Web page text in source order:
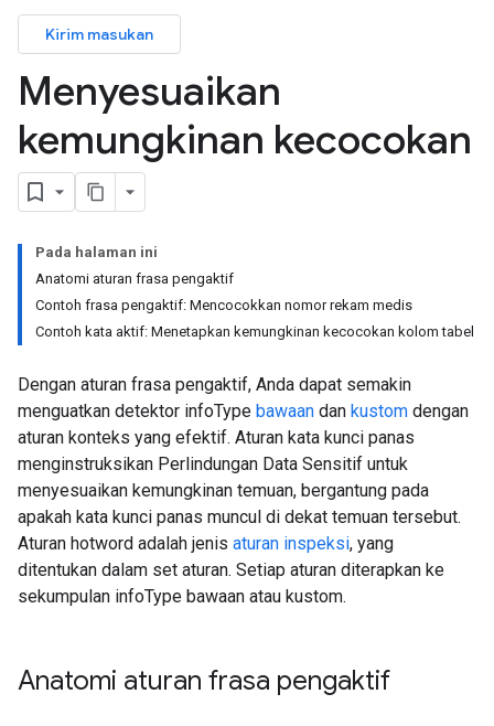
Kirim masukan
Menyesuaikan
kemungkinan kecocokan
Pada halaman ini
Anatomi aturan frasa pengaktif
Contoh frasa pengaktif: Mencocokkan nomor rekam medis
Contoh kata aktif: Menetapkan kemungkinan kecocokan kolom tabel
Dengan aturan frasa pengaktif, Anda dapat semakin
menguatkan detektor infoType bawaan dan kustom dengan
aturan konteks yang efektif. Aturan kata kunci panas
menginstruksikan Perlindungan Data Sensitif untuk
menyesuaikan kemungkinan temuan, bergantung pada
apakah kata kunci panas muncul di dekat temuan tersebut.
Aturan hotword adalah jenis aturan inspeksi, yang
ditentukan dalam set aturan. Setiap aturan diterapkan ke
sekumpulan infoType bawaan atau kustom.
Anatomi aturan frasa pengaktif